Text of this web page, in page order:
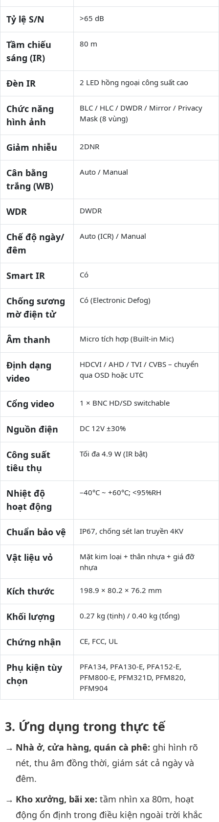
Tỷ lệ S/N >65 dB
Tầm chiếu
sáng (IR)
80 m
Đèn IR 2 LED hồng ngoại công suất cao
Chức năng
hình ảnh
BLC / HLC / DWDR / Mirror / Privacy
Mask (8 vùng)
Giảm nhiễu 2DNR
Cân bằng
trắng (WB)
Auto / Manual
WDR DWDR
Chế độ ngày/
đêm
Auto (ICR) / Manual
Smart IR Có
Chống sương
mờ điện tử
Có (Electronic Defog)
Âm thanh Micro tích hợp (Built-in Mic)
Định dạng
video
HDCVI / AHD / TVI / CVBS – chuyển
qua OSD hoặc UTC
Cổng video 1 × BNC HD/SD switchable
Nguồn điện DC 12V ±30%
Công suất
tiêu thụ
Tối đa 4.9 W (IR bật)
Nhiệt độ
hoạt động
–40°C ~ +60°C; <95%RH
Chuẩn bảo vệ IP67, chống sét lan truyền 4KV
Vật liệu vỏ
Mặt kim loại + thân nhựa + giá đỡ
nhựa
Kích thước 198.9 × 80.2 × 76.2 mm
Khối lượng 0.27 kg (tịnh) / 0.40 kg (tổng)
Chứng nhận CE, FCC, UL
Phụ kiện tùy
chọn
PFA134, PFA130-E, PFA152-E,
PFM800-E, PFM321D, PFM820,
PFM904
Ứng dụng trong thực tế
Nhà ở, cửa hàng, quán cà phê: ghi hình rõ
nét, thu âm đồng thời, giám sát cả ngày và
đêm.
Kho xưởng, bãi xe: tầm nhìn xa 80m, hoạt
động ổn định trong điều kiện ngoài trời khắc